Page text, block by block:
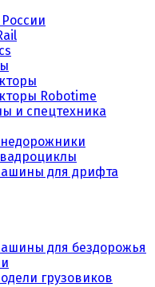
Robotime
и спецтехника
для дрифта
для бездорожья
грузовиков